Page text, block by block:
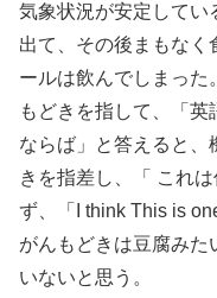
気象状況が安定してい
出て、その後まもな
ールは飲んでしまった
もどきを指して、「
ならば」と答えると
きを指差し、「 これ
ず、「I think This is
がんもどきは豆腐みた
いないと思う。